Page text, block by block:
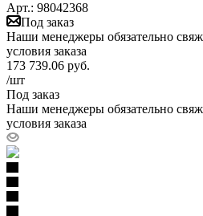
Арт.: 98042368
Под заказ
Наши менеджеры обязательно
условия заказа
173 739.06 руб.
/шт
Под заказ
Наши менеджеры обязательно
условия заказа